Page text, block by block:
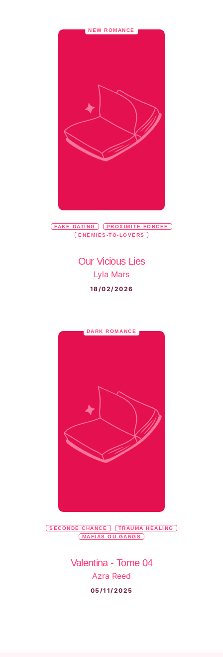
NEW ROMANCE
FAKE DATING
PROXIMITÉ FORCÉE
ENEMIES-TO-LOVERS
Our Vicious Lies
Lyla Mars
18/02/2026
DARK ROMANCE
SECONDE CHANCE
TRAUMA HEALING
MAFIAS OU GANGS
Valentina - Tome 04
Azra Reed
05/11/2025